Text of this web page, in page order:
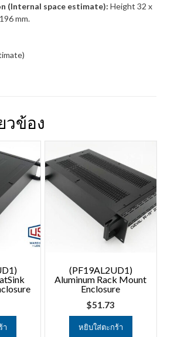
(Internal space estimate): Height 32 x
mm.
วข้อง
า
(PF19AL2UD1)
Aluminum Rack Mount
Enclosure
$51.73
หยิบใส่ตะกร้า